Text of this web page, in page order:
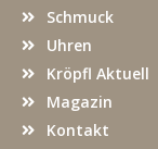
Schmuck
Uhren
Kröpfl Aktuell
Magazin
Kontakt